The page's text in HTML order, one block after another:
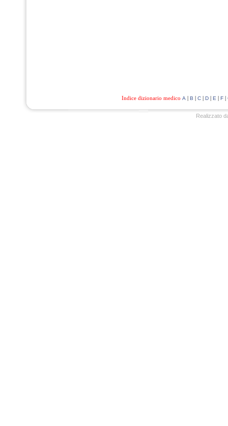
Indice dizionario medico A | B | C| D| E | F|
Realizzato